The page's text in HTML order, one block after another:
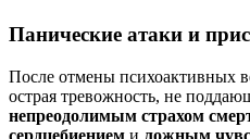
Панические атаки и
После отмены психоактивных
острая тревожность, не
непреодолимым страхом
сердцебиением и ложным